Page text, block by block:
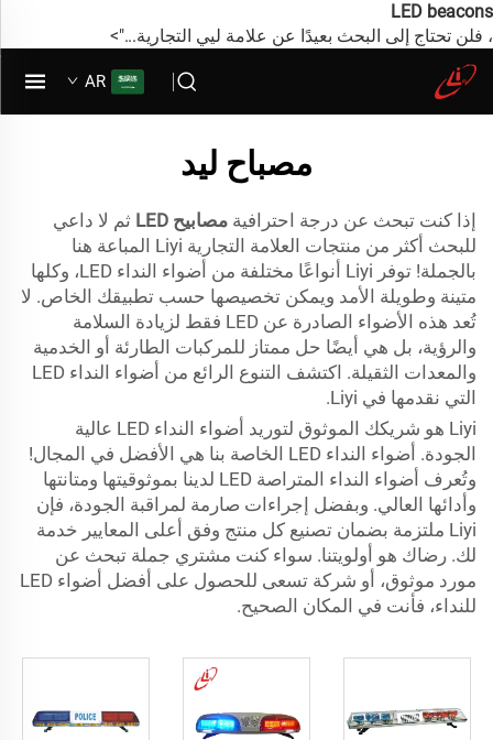
LED beacons
، فلن تحتاج إلى البحث بعيدًا عن علامة ليي التجارية...">
AR
مصباح ليد
إذا كنت تبحث عن درجة احترافية مصابيح LED
ثم لا داعي
للبحث أكثر من منتجات العلامة التجارية Liyi المباعة هنا
بالجملة! توفر Liyi أنواعًا مختلفة من أضواء النداء LED، وكلها
متينة وطويلة الأمد ويمكن تخصيصها حسب تطبيقك الخاص. لا
تُعد هذه الأضواء الصادرة عن LED فقط لزيادة السلامة
والرؤية، بل هي أيضًا حل ممتاز للمركبات الطارئة أو الخدمية
والمعدات الثقيلة. اكتشف التنوع الرائع من أضواء النداء LED
التي نقدمها في Liyi.
Liyi هو شريكك الموثوق لتوريد أضواء النداء LED عالية
الجودة. أضواء النداء LED الخاصة بنا هي الأفضل في المجال!
وتُعرف أضواء النداء المتراصة LED لدينا بموثوقيتها ومتانتها
وأدائها العالي. وبفضل إجراءات صارمة لمراقبة الجودة، فإن
Liyi ملتزمة بضمان تصنيع كل منتج وفق أعلى المعايير خدمة
لك. رضاك هو أولويتنا. سواء كنت مشتري جملة تبحث عن
مورد موثوق، أو شركة تسعى للحصول على أفضل أضواء LED
للنداء، فأنت في المكان الصحيح.